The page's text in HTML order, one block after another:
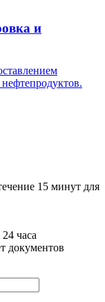
и
15 минут для
часа
документов